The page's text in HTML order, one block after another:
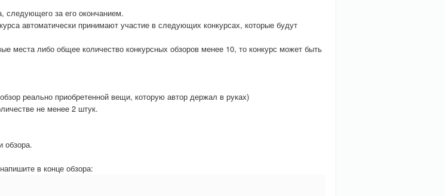
следующего за его окончанием.
автоматически принимают участие в следующих конкурсах, которые будут
места либо общее количество конкурсных обзоров менее 10, то конкурс может быть
реально приобретенной вещи, которую автор держал в руках)
не менее 2 штук.
обзора.
в конце обзора: